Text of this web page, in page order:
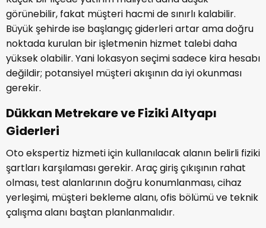
görünebilir, fakat müşteri hacmi de sınırlı kalabilir.
Büyük şehirde ise başlangıç giderleri artar ama doğru
noktada kurulan bir işletmenin hizmet talebi daha
yüksek olabilir. Yani lokasyon seçimi sadece kira hesabı
değildir; potansiyel müşteri akışının da iyi okunması
gerekir.
Dükkan Metrekare ve Fiziki Altyapı
Giderleri
Oto ekspertiz hizmeti için kullanılacak alanın belirli fiziki
şartları karşılaması gerekir. Araç giriş çıkışının rahat
olması, test alanlarının doğru konumlanması, cihaz
yerleşimi, müşteri bekleme alanı, ofis bölümü ve teknik
çalışma alanı baştan planlanmalıdır.